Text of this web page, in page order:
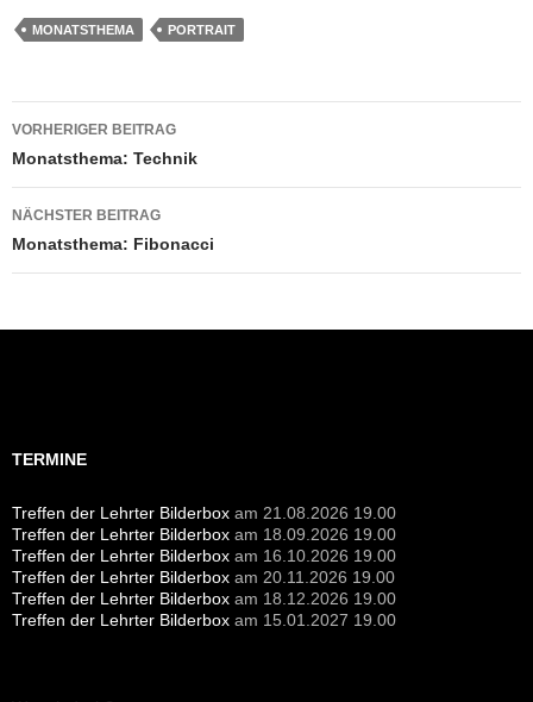
MONATSTHEMA PORTRAIT
Beitragsnavigation
VORHERIGER BEITRAG
Monatsthema: Technik
NÄCHSTER BEITRAG
Monatsthema: Fibonacci
TERMINE
Treffen der Lehrter Bilderbox am 21.08.2026 19.00
Treffen der Lehrter Bilderbox am 18.09.2026 19.00
Treffen der Lehrter Bilderbox am 16.10.2026 19.00
Treffen der Lehrter Bilderbox am 20.11.2026 19.00
Treffen der Lehrter Bilderbox am 18.12.2026 19.00
Treffen der Lehrter Bilderbox am 15.01.2027 19.00